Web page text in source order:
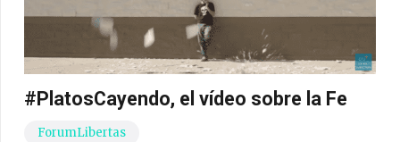
#PlatosCayendo, el vídeo sobre la Fe
ForumLibertas